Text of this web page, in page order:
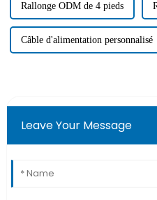
Rallonge ODM de 4 pieds
Câble d'alimentation personnalisé
Leave Your Message